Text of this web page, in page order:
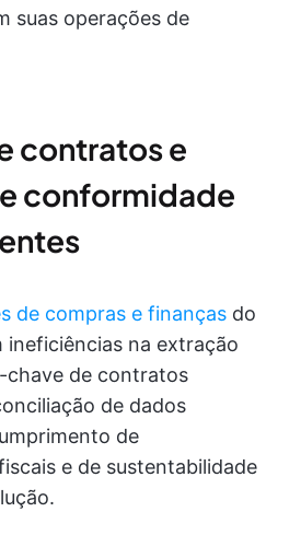
suas operações de
contratos e
conformidade
de compras e finanças do
ineficiências na extração
chave de contratos
de dados
de
e de sustentabilidade